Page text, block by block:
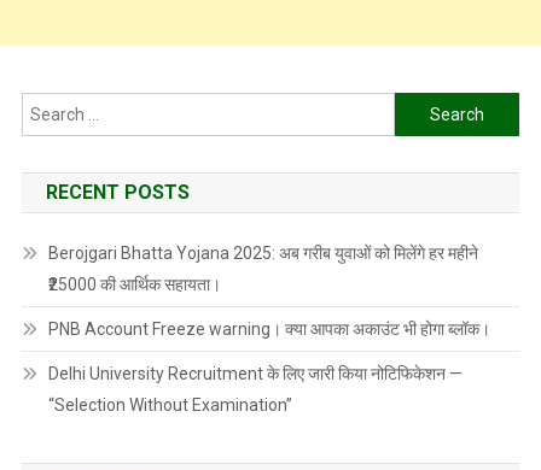
Search
for:
RECENT POSTS
Berojgari Bhatta Yojana 2025: अब गरीब युवाओं को मिलेंगे हर महीने
₹25000 की आर्थिक सहायता।
PNB Account Freeze warning। क्या आपका अकाउंट भी होगा ब्लॉक।
Delhi University Recruitment के लिए जारी किया नोटिफिकेशन —
“Selection Without Examination”